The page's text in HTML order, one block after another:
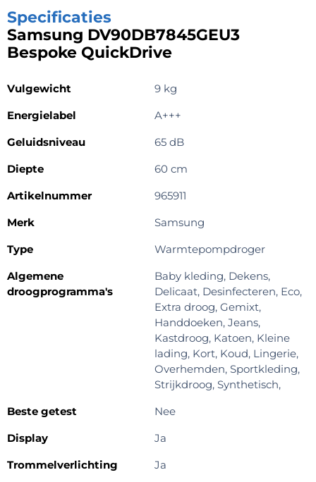
Specificaties
Samsung DV90DB7845GEU3
Bespoke QuickDrive
Vulgewicht
9 kg
Energielabel
A+++
Geluidsniveau
65 dB
Diepte
60 cm
Artikelnummer
965911
Merk
Samsung
Type
Warmtepompdroger
Algemene
droogprogramma's
Baby kleding, Dekens,
Delicaat, Desinfecteren, Eco,
Extra droog, Gemixt,
Handdoeken, Jeans,
Kastdroog, Katoen, Kleine
lading, Kort, Koud, Lingerie,
Overhemden, Sportkleding,
Strijkdroog, Synthetisch,
Beste getest
Nee
Display
Ja
Trommelverlichting
Ja